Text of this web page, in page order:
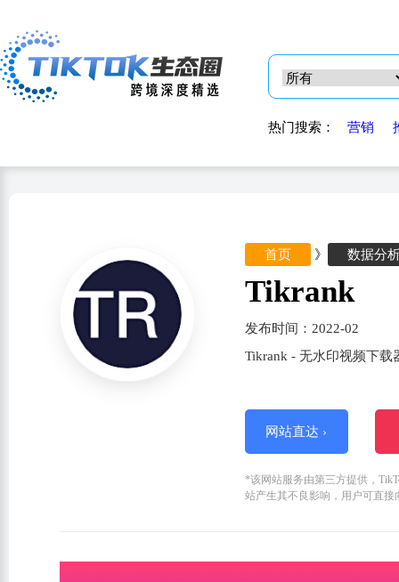
热门搜索： 营销
首页 》 数据分
Tikrank
发布时间：2022-02
Tikrank - 无水印视频下载
网站直达 ›
*该网站服务由第三方提供，
站产生其不良影响，用户可直